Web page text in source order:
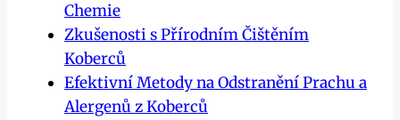
Chemie
Zkušenosti s Přírodním Čištěním
Koberců
Efektivní Metody na Odstranění Prachu a
Alergenů z Koberců